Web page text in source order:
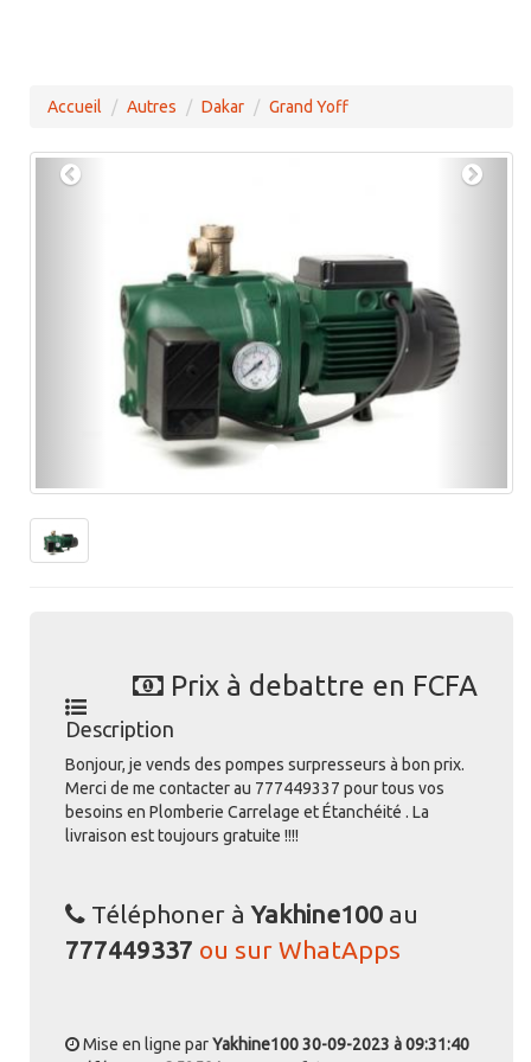
Accueil Autres Dakar Grand Yoff
Prix à debattre en FCFA
Description
Bonjour, je vends des pompes surpresseurs à bon prix.
Merci de me contacter au 777449337 pour tous vos
besoins en Plomberie Carrelage et Étanchéité . La
livraison est toujours gratuite !!!!
Téléphoner àYakhine100 au
777449337 ou sur WhatApps
Mise en ligne parYakhine10030-09-2023 à 09:31:40